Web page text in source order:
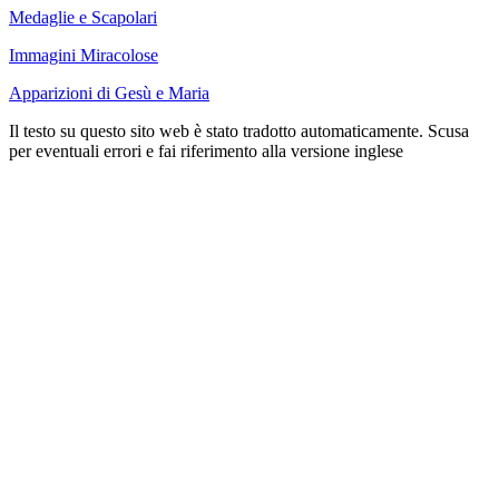
Medaglie e Scapolari
Immagini Miracolose
Apparizioni di Gesù e Maria
Il testo su questo sito web è stato tradotto automaticamente. Scusa
per eventuali errori e fai riferimento alla versione inglese